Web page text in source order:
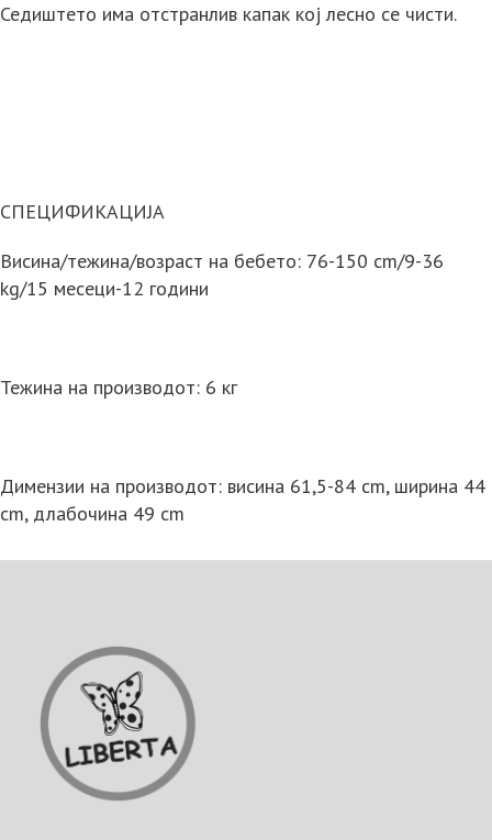
Седиштето има отстранлив капак кој лесно се чисти.
СПЕЦИФИКАЦИЈА
Висина/тежина/возраст на бебето: 76-150 cm/9-36
kg/15 месеци-12 години
Тежина на производот: 6 кг
Димензии на производот: висина 61,5-84 cm, ширина 44
cm, длабочина 49 cm